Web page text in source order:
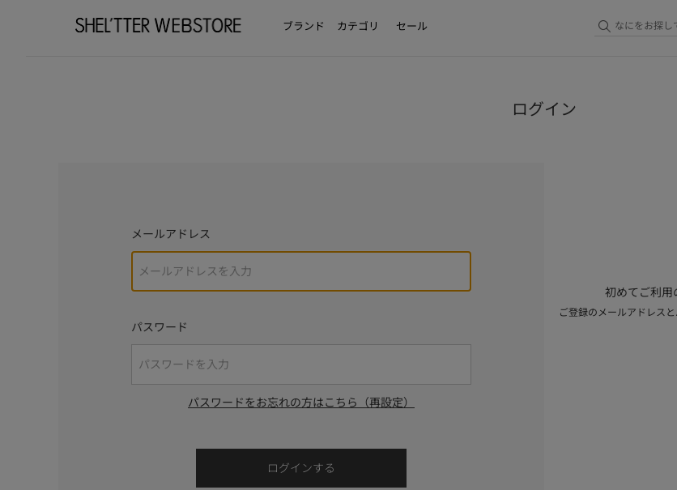
ブランド カテゴリ セール
ログイン
メールアドレス
パスワード
パスワードをお忘れの方はこちら（再設定）
初めてご利用
ご登録のメールアドレス